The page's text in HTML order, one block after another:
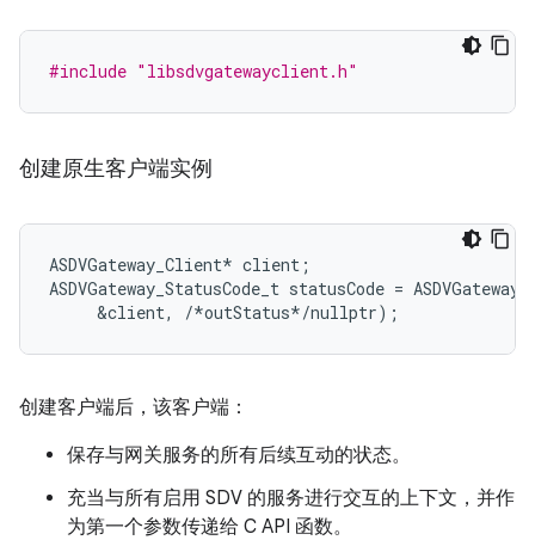
#include "libsdvgatewayclient.h"
创建原生客户端实例
ASDVGateway_Client* client;
ASDVGateway_StatusCode_t statusCode =
创建客户端后，该客户端：
保存与网关服务的所有后续互动的状态。
充当与所有启用 SDV 的服务进行交互的上下文，并作
为第一个参数传递给 C API 函数。